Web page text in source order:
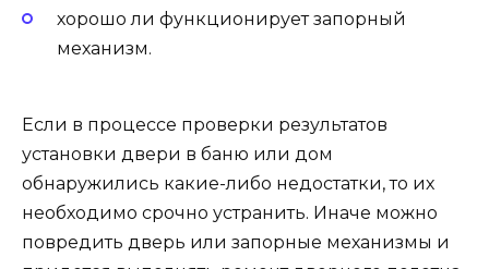
хорошо ли функционирует запорный
механизм.
Если в процессе проверки результатов
установки двери в баню или дом
обнаружились какие-либо недостатки, то их
необходимо срочно устранить. Иначе можно
повредить дверь или запорные механизмы и